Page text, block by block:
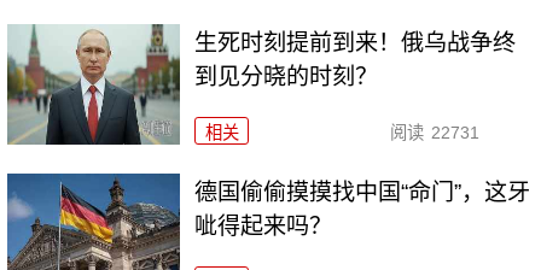
生死时刻提前到来！俄乌战争终
到见分晓的时刻？
相关 阅读 22731
德国偷偷摸摸找中国“命门”，这牙
呲得起来吗？